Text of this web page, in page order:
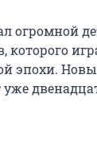
огромной
эпохи.
уже